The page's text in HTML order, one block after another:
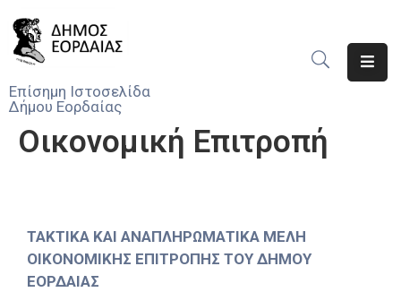
Επίσημη Ιστοσελίδα
Δήμου Εορδαίας
Δήμος
Του
Δήμου
Οικονομική Επιτροπή
ΤΑΚΤΙΚΑ ΚΑΙ ΑΝΑΠΛΗΡΩΜΑΤΙΚΑ ΜΕΛΗ
ΟΙΚΟΝΟΜΙΚΗΣ ΕΠΙΤΡΟΠΗΣ ΤΟΥ ΔΗΜΟΥ
ΕΟΡΔΑΙΑΣ